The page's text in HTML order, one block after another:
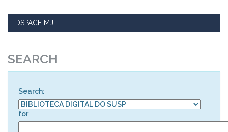
DSPACE MJ
SEARCH
Search:
for